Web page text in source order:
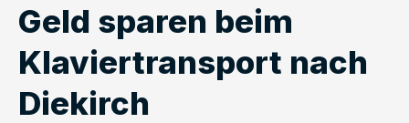
Geld sparen beim
Klaviertransport nach
Diekirch